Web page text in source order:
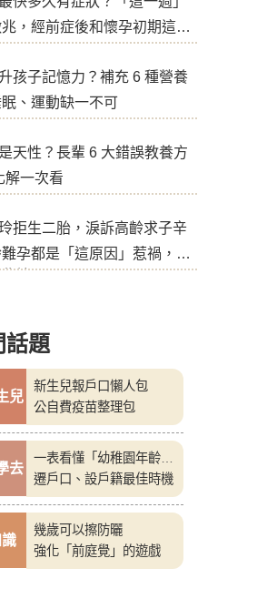
，經前症後和懷孕初期這樣
孩子記憶力？補充 6 種營養
、運動缺一不可
天性？長輩 6 大錯誤教養方
解一次看
拒生二胎，淚訴高齡求子辛
孕都是「這原因」惹禍，醫
訣
話題
兒
新生兒報戶口懶人包
公自費疫苗整理包
去
一表看懂「幼稚園年齡
表」
遷戶口、設戶籍最佳時機
幾歲可以擦防曬
強化「前庭覺」的遊戲